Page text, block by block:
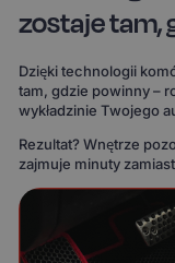
zostaje tam,
Dzięki technologii
tam, gdzie powinny –
wykładzinie Twojego
Rezultat? Wnętrze
zajmuje minuty